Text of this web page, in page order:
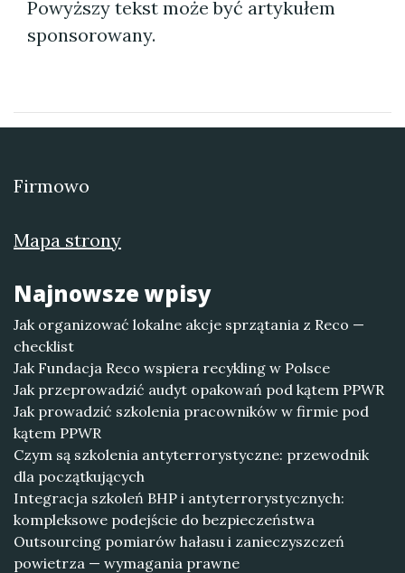
Powyższy tekst może być artykułem
sponsorowany.
Firmowo
Mapa strony
Najnowsze wpisy
Jak organizować lokalne akcje sprzątania z Reco —
checklist
Jak Fundacja Reco wspiera recykling w Polsce
Jak przeprowadzić audyt opakowań pod kątem PPWR
Jak prowadzić szkolenia pracowników w firmie pod
kątem PPWR
Czym są szkolenia antyterrorystyczne: przewodnik
dla początkujących
Integracja szkoleń BHP i antyterrorystycznych:
kompleksowe podejście do bezpieczeństwa
Outsourcing pomiarów hałasu i zanieczyszczeń
powietrza — wymagania prawne